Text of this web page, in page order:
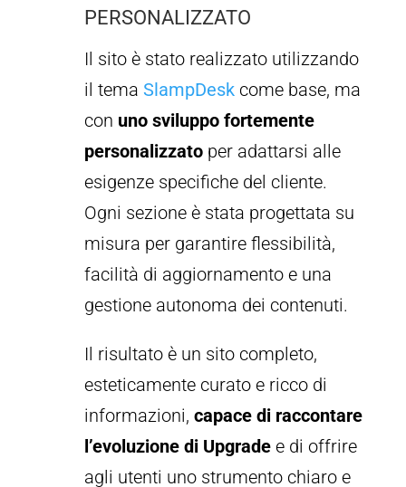
PERSONALIZZATO
Il sito è stato realizzato utilizzando
il tema SlampDeskcome base, ma
con uno sviluppo fortemente
personalizzato per adattarsi alle
esigenze specifiche del cliente.
Ogni sezione è stata progettata su
misura per garantire flessibilità,
facilità di aggiornamento e una
gestione autonoma dei contenuti.
Il risultato è un sito completo,
esteticamente curato e ricco di
informazioni, capace di raccontare
l’evoluzione di Upgradee di offrire
agli utenti uno strumento chiaro e